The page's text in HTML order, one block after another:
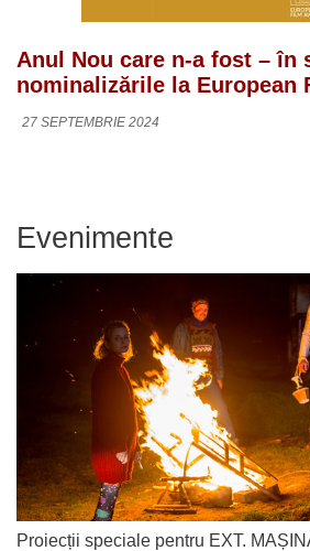
Anul Nou care n-a fost – în
nominalizările la European
27 SEPTEMBRIE 2024
Evenimente
Proiecții speciale pentru EXT.